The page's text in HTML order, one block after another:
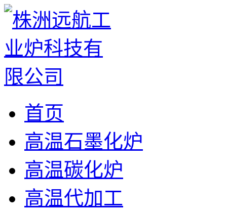
首页
高温石墨化炉
高温碳化炉
高温代加工